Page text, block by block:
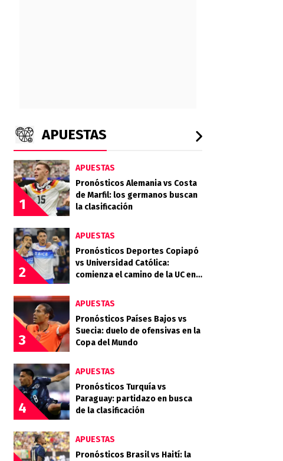
APUESTAS
1
APUESTAS
Pronósticos Alemania vs Costa
de Marfil: los germanos buscan
la clasificación
2
APUESTAS
Pronósticos Deportes Copiapó
vs Universidad Católica:
comienza el camino de la UC en
3
APUESTAS
Pronósticos Países Bajos vs
Suecia: duelo de ofensivas en la
Copa del Mundo
4
APUESTAS
Pronósticos Turquía vs
Paraguay: partidazo en busca
de la clasificación
APUESTAS
Pronósticos Brasil vs Haití: la